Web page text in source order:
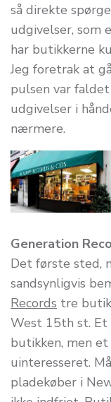
så direkte
udgivelser, som
har butikkerne
Jeg foretrak at
pulsen var
udgivelser i
nærmere.
Generation
Det første sted,
sandsynligvis
Records tre
West 15th st.
butikken, men
uinteresseret.
pladekøber i